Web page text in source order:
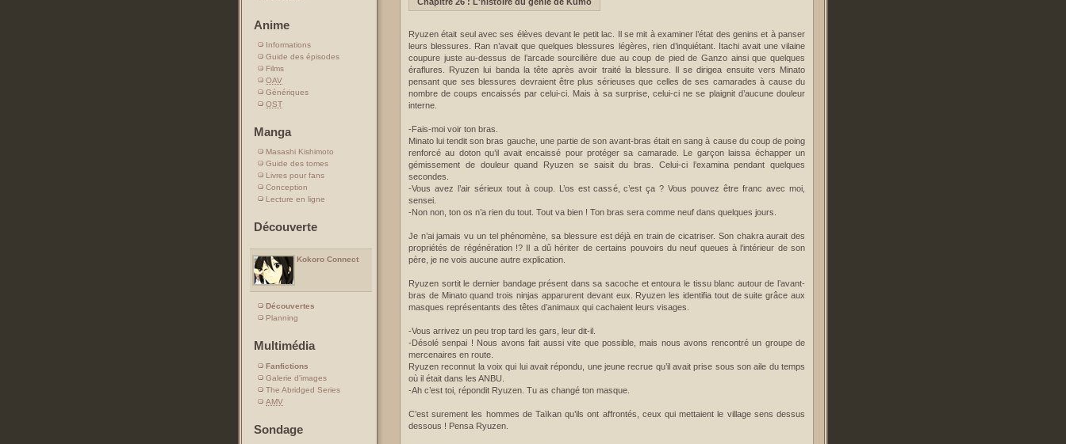
Anime
Informations
Guide des épisodes
Films
OAV
Génériques
OST
Manga
Masashi Kishimoto
Guide des tomes
Livres pour fans
Conception
Lecture en ligne
Découverte
Kokoro Connect
Découvertes
Planning
Multimédia
Fanfictions
Galerie d'images
The Abridged Series
AMV
Sondage
Ryuzen était seul avec ses élèves devant le petit lac. Il se mit à examiner l’état des genins et à panser
leurs blessures. Ran n’avait que quelques blessures légères, rien d’inquiétant. Itachi avait une vilaine
coupure juste au-dessus de l’arcade sourcilière due au coup de pied de Ganzo ainsi que quelques
éraflures. Ryuzen lui banda la tête après avoir traité la blessure. Il se dirigea ensuite vers Minato
pensant que ses blessures devraient être plus sérieuses que celles de ses camarades à cause du
nombre de coups encaissés par celui-ci. Mais à sa surprise, celui-ci ne se plaignit d’aucune douleur
interne.
-Fais-moi voir ton bras.
Minato lui tendit son bras gauche, une partie de son avant-bras était en sang à cause du coup de poing
renforcé au doton qu’il avait encaissé pour protéger sa camarade. Le garçon laissa échapper un
gémissement de douleur quand Ryuzen se saisit du bras. Celui-ci l’examina pendant quelques
secondes.
-Vous avez l’air sérieux tout à coup. L’os est cassé, c’est ça ? Vous pouvez être franc avec moi,
sensei.
-Non non, ton os n’a rien du tout. Tout va bien ! Ton bras sera comme neuf dans quelques jours.
Je n’ai jamais vu un tel phénomène, sa blessure est déjà en train de cicatriser. Son chakra aurait des
propriétés de régénération !? Il a dû hériter de certains pouvoirs du neuf queues à l’intérieur de son
père, je ne vois aucune autre explication.
Ryuzen sortit le dernier bandage présent dans sa sacoche et entoura le tissu blanc autour de l’avant-
bras de Minato quand trois ninjas apparurent devant eux. Ryuzen les identifia tout de suite grâce aux
masques représentants des têtes d’animaux qui cachaient leurs visages.
-Vous arrivez un peu trop tard les gars, leur dit-il.
-Désolé senpai ! Nous avons fait aussi vite que possible, mais nous avons rencontré un groupe de
mercenaires en route.
Ryuzen reconnut la voix qui lui avait répondu, une jeune recrue qu’il avait prise sous son aile du temps
où il était dans les ANBU.
-Ah c’est toi, répondit Ryuzen. Tu as changé ton masque.
C’est surement les hommes de Taïkan qu’ils ont affrontés, ceux qui mettaient le village sens dessus
dessous ! Pensa Ryuzen.